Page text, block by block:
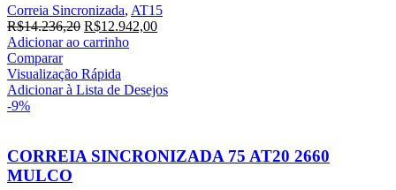
Correia Sincronizada, AT15
R$14.236,20 O
preço
era:
R$14.236,20.
R$12.942,00O
R$12.942,00.
Adicionar ao carrinho
Comparar
Visualização Rápida
Adicionar à Lista de Desejos
-9%
CORREIA SINCRONIZADA 75 AT20 2660
MULCO